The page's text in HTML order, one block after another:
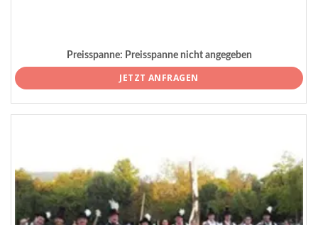
Preisspanne: Preisspanne nicht angegeben
JETZT ANFRAGEN